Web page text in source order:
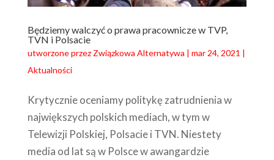
Będziemy walczyć o prawa pracownicze w TVP,
TVN i Polsacie
utworzone przez Związkowa Alternatywa | mar 24, 2021 |
Aktualności
Krytycznie oceniamy politykę zatrudnienia w
największych polskich mediach, w tym w
Telewizji Polskiej, Polsacie i TVN. Niestety
media od lat są w Polsce w awangardzie